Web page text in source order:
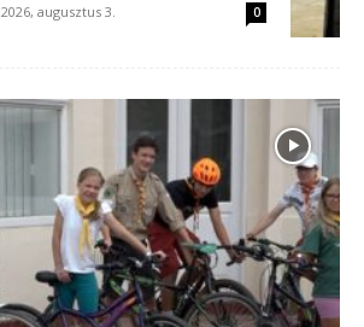
2026, augusztus 3. 0